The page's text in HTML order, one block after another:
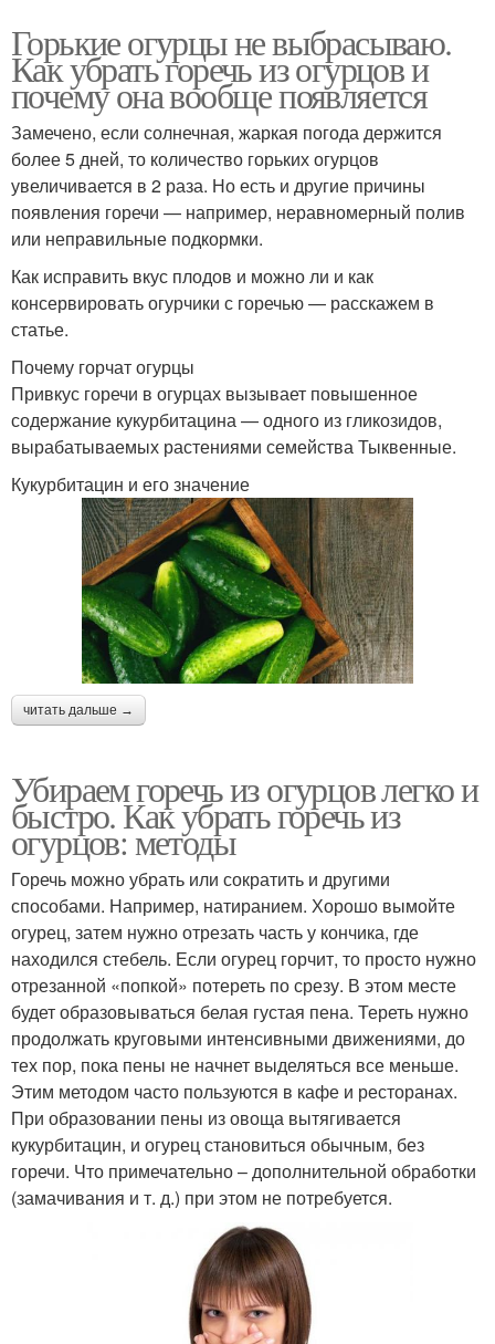
Горькие огурцы не выбрасываю.
Как убрать горечь из огурцов и
почему она вообще появляется
Замечено, если солнечная, жаркая погода держится
более 5 дней, то количество горьких огурцов
увеличивается в 2 раза. Но есть и другие причины
появления горечи — например, неравномерный полив
или неправильные подкормки.
Как исправить вкус плодов и можно ли и как
консервировать огурчики с горечью — расскажем в
статье.
Почему горчат огурцы
Привкус горечи в огурцах вызывает повышенное
содержание кукурбитацина — одного из гликозидов,
вырабатываемых растениями семейства Тыквенные.
Кукурбитацин и его значение
читать дальше →
Убираем горечь из огурцов легко и
быстро. Как убрать горечь из
огурцов: методы
Горечь можно убрать или сократить и другими
способами. Например, натиранием. Хорошо вымойте
огурец, затем нужно отрезать часть у кончика, где
находился стебель. Если огурец горчит, то просто нужно
отрезанной «попкой» потереть по срезу. В этом месте
будет образовываться белая густая пена. Тереть нужно
продолжать круговыми интенсивными движениями, до
тех пор, пока пены не начнет выделяться все меньше.
Этим методом часто пользуются в кафе и ресторанах.
При образовании пены из овоща вытягивается
кукурбитацин, и огурец становиться обычным, без
горечи. Что примечательно – дополнительной обработки
(замачивания и т. д.) при этом не потребуется.